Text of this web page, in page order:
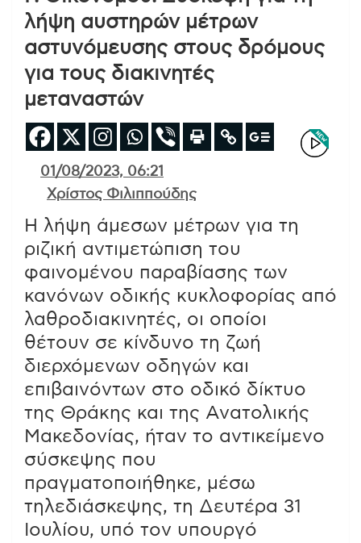
λήψη αυστηρών μέτρων
αστυνόμευσης στους δρόμους
για τους διακινητές
μεταναστών
01/08/2023, 06:21
Χρίστος Φιλιππούδης
Η λήψη άμεσων μέτρων για τη
ριζική αντιμετώπιση του
φαινομένου παραβίασης των
κανόνων οδικής κυκλοφορίας από
λαθροδιακινητές, οι οποίοι
θέτουν σε κίνδυνο τη ζωή
διερχόμενων οδηγών και
επιβαινόντων στο οδικό δίκτυο
της Θράκης και της Ανατολικής
Μακεδονίας, ήταν το αντικείμενο
σύσκεψης που
πραγματοποιήθηκε, μέσω
τηλεδιάσκεψης, τη Δευτέρα 31
Ιουλίου, υπό τον υπουργό